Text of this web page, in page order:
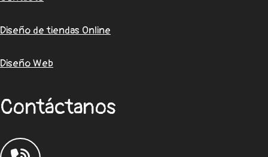
Diseño de tiendas Online
Diseño Web
Contáctanos